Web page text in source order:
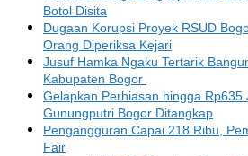
Botol Disita
Dugaan Korupsi Proyek RSUD
Orang Diperiksa Kejari
Jusuf Hamka Ngaku Tertarik
Kabupaten Bogor
Gelapkan Perhiasan hingga
Gunungputri Bogor Ditangkap
Pengangguran Capai 218 Ribu,
Fair